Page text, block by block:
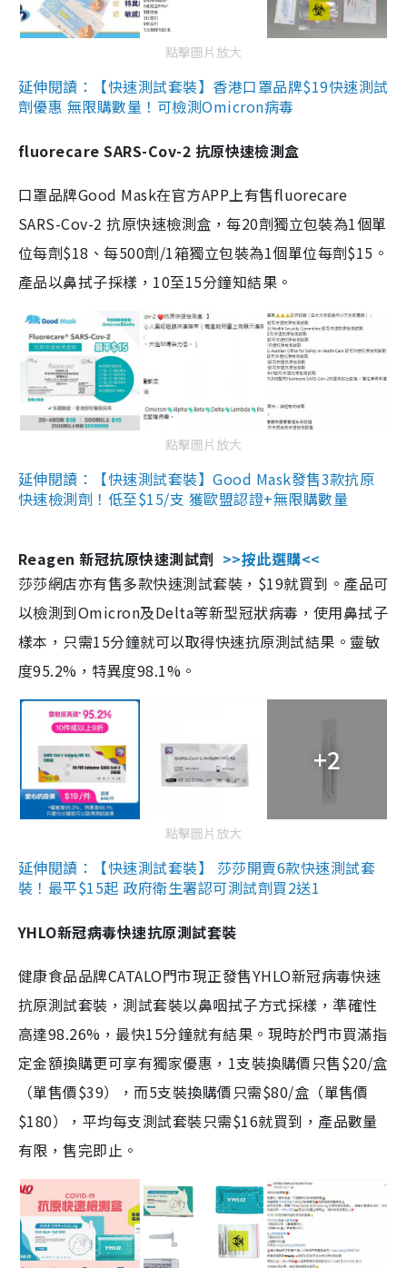
點擊圖片放大
延伸閱讀：【快速測試套裝】香港口罩品牌$19快速測試
劑優惠 無限購數量！可檢測Omicron病毒
fluorecare SARS-Cov-2 抗原快速檢測盒
口罩品牌Good Mask在官方APP上有售fluorecare
SARS-Cov-2 抗原快速檢測盒，每20劑獨立包裝為1個單
位每劑$18、每500劑/1箱獨立包裝為1個單位每劑$15。
產品以鼻拭子採樣，10至15分鐘知結果。
點擊圖片放大
延伸閱讀：【快速測試套裝】Good Mask發售3款抗原
快速檢測劑！低至$15/支 獲歐盟認證+無限購數量
Reagen 新冠抗原快速測試劑 >>按此選購<<
莎莎網店亦有售多款快速測試套裝，$19就買到。產品可
以檢測到Omicron及Delta等新型冠狀病毒，使用鼻拭子
樣本，只需15分鐘就可以取得快速抗原測試結果。靈敏
度95.2%，特異度98.1%。
+2
點擊圖片放大
延伸閱讀：【快速測試套裝】 莎莎開賣6款快速測試套
裝！最平$15起 政府衛生署認可測試劑買2送1
YHLO新冠病毒快速抗原測試套裝
健康食品品牌CATALO門市現正發售YHLO新冠病毒快速
抗原測試套裝，測試套裝以鼻咽拭子方式採樣，準確性
高達98.26%，最快15分鐘就有結果。現時於門市買滿指
定金額換購更可享有獨家優惠，1支裝換購價只售$20/盒
（單售價$39），而5支裝換購價只需$80/盒（單售價
$180），平均每支測試套裝只需$16就買到，產品數量
有限，售完即止。